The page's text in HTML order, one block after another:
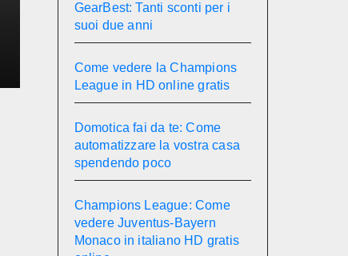
GearBest: Tanti sconti per i
suoi due anni
Come vedere la Champions
League in HD online gratis
Domotica fai da te: Come
automatizzare la vostra casa
spendendo poco
Champions League: Come
vedere Juventus-Bayern
Monaco in italiano HD gratis